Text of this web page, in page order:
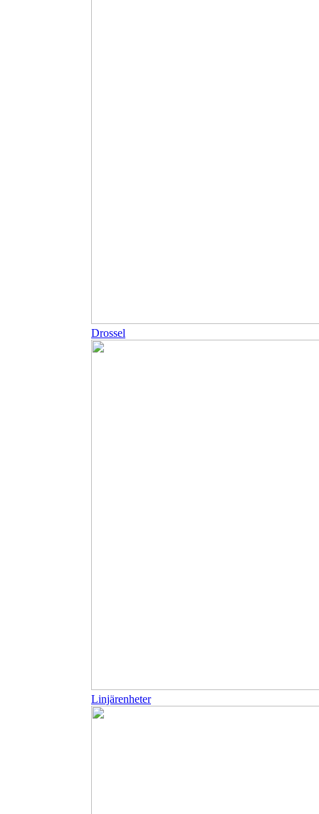
Drossel
Linjärenheter